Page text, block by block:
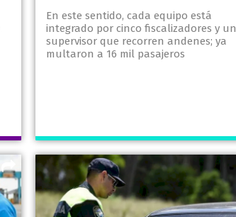
En este sentido, cada equipo está
integrado por cinco fiscalizadores y un
supervisor que recorren andenes; ya
multaron a 16 mil pasajeros